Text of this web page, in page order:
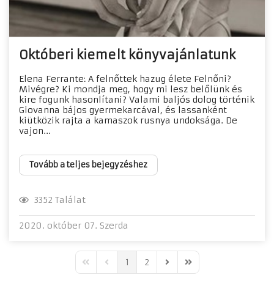
Októberi kiemelt könyvajánlatunk
Elena Ferrante: A felnőttek hazug élete Felnőni?
Mivégre? Ki mondja meg, hogy mi lesz belőlünk és
kire fogunk hasonlítani? Valami baljós dolog történik
Giovanna bájos gyermekarcával, és lassanként
kiütközik rajta a kamaszok rusnya undoksága. De
vajon...
Tovább a teljes bejegyzéshez
3352 Találat
2020. október 07. Szerda
First PagePrevious Page
1 2 Next PageLast Page